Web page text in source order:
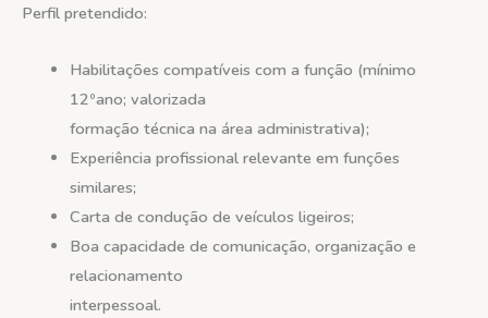
Perfil pretendido:
Habilitações compatíveis com a função (mínimo
12ºano; valorizada
formação técnica na área administrativa);
Experiência profissional relevante em funções
similares;
Carta de condução de veículos ligeiros;
Boa capacidade de comunicação, organização e
relacionamento
interpessoal.